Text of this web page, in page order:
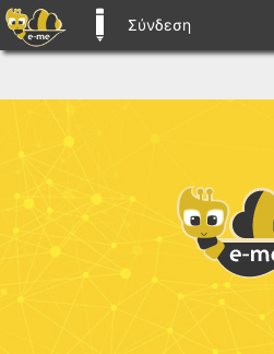
E-ME BLOGS
Σύνδεση